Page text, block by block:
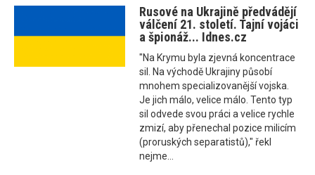
Rusové na Ukrajině předvádějí
válčení 21. století. Tajní vojáci
a špionáž... Idnes.cz
"Na Krymu byla zjevná koncentrace
sil. Na východě Ukrajiny působí
mnohem specializovanější vojska.
Je jich málo, velice málo. Tento typ
sil odvede svou práci a velice rychle
zmizí, aby přenechal pozice milicím
(proruských separatistů)," řekl
nejme...